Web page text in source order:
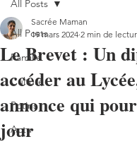
All Posts
Famille
Culture
Potins
Actu
All Posts
Le Brevet : Un
accéder au
annonce qui
jour
Sacrée Maman
19 mars 2024 2 min de